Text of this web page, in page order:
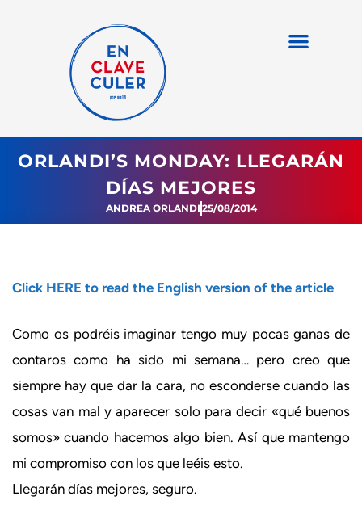
ORLANDI’S MONDAY: LLEGARÁN
DÍAS MEJORES
ANDREA ORLANDI 25/08/2014
Click HERE to read the English version of the article
Como os podréis imaginar tengo muy pocas ganas de
contaros como ha sido mi semana… pero creo que
siempre hay que dar la cara, no esconderse cuando las
cosas van mal y aparecer solo para decir «qué buenos
somos» cuando hacemos algo bien. Así que mantengo
mi compromiso con los que leéis esto.
Llegarán días mejores, seguro.